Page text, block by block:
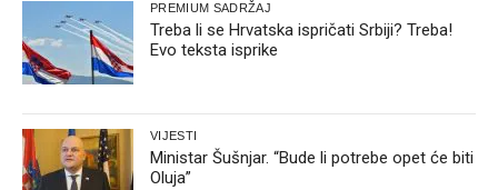
PREMIUM SADRŽAJ
Treba li se Hrvatska ispričati Srbiji? Treba!
Evo teksta isprike
VIJESTI
Ministar Šušnjar. “Bude li potrebe opet će biti
Oluja”